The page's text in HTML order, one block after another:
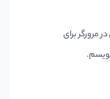
مرورگر برای